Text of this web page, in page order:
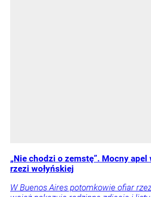
„Nie chodzi o zemstę”. Mocny
rzezi wołyńskiej
W Buenos Aires potomkowie ofiar